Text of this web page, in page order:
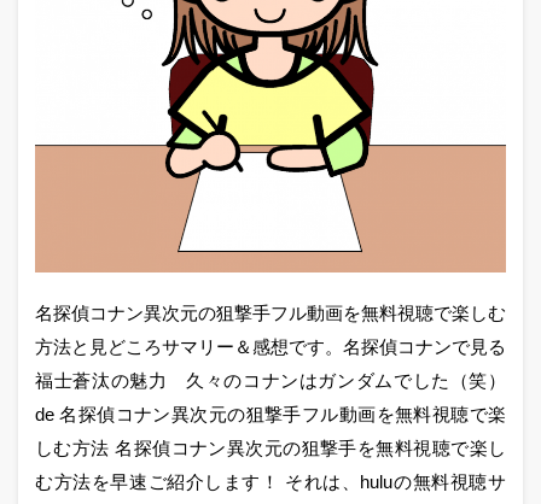
名探偵コナン異次元の狙撃手フル動画を無料視聴で楽しむ
方法と見どころサマリー＆感想です。名探偵コナンで見る
福士蒼汰の魅力 久々のコナンはガンダムでした（笑）
de 名探偵コナン異次元の狙撃手フル動画を無料視聴で楽
しむ方法 名探偵コナン異次元の狙撃手を無料視聴で楽し
む方法を早速ご紹介します！ それは、huluの無料視聴サ